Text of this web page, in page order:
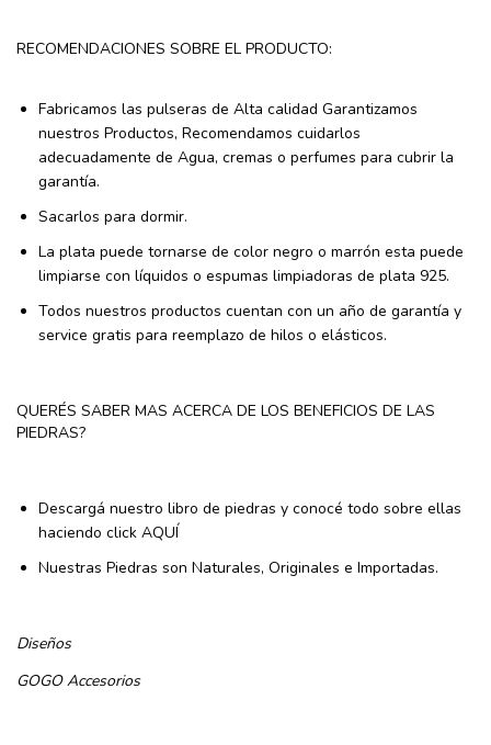
RECOMENDACIONES SOBRE EL PRODUCTO:
Fabricamos las pulseras de Alta calidad Garantizamos
nuestros Productos, Recomendamos cuidarlos
adecuadamente de Agua, cremas o perfumes para cubrir la
garantía.
Sacarlos para dormir.
La plata puede tornarse de color negro o marrón esta puede
limpiarse con líquidos o espumas limpiadoras de plata 925.
Todos nuestros productos cuentan con un año de garantía y
service gratis para reemplazo de hilos o elásticos.
QUERÉS SABER MAS ACERCA DE LOS BENEFICIOS DE LAS
PIEDRAS?
Descargá nuestro libro de piedras y conocé todo sobre ellas
haciendo click AQUÍ
Nuestras Piedras son Naturales, Originales e Importadas.
Diseños
GOGO Accesorios